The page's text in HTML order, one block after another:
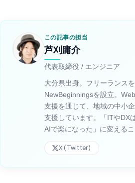
この記事の担当
芦刈庸介
代表取締役 / エンジニア
大分県出身。フリーランス
NewBeginningsを設立。
支援を通じて、地域の中小
支援しています。「ITやDX
AIで楽になった」に変えるこ
X (Twitter)